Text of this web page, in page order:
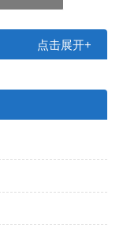
点击展开+